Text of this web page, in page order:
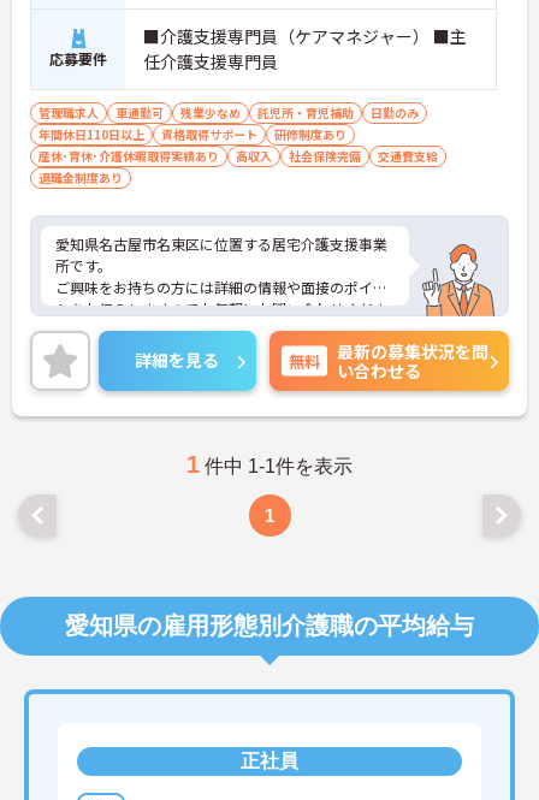
応募要件
■介護支援専門員（ケアマネジャー） ■主
任介護支援専門員
管理職求人 車通勤可 残業少なめ 託児所・育児補助
日勤のみ
年間休日110日以上
資格取得サポート
研修制度あり
産休･育休･介護休暇取得実績あり
高収入 社会保険完備
交通費支給
退職金制度あり
愛知県名古屋市名東区に位置する居宅介護支援事業
所です。
ご興味をお持ちの方には詳細の情報や面接のポイン
トをお伝えしますのでお気軽にお問い合わせくださ
いませ。
詳細を見る 無料
最新の募集状況を問
い合わせる
1 件中 1-1件を表示
1
愛知県の雇用形態別介護職の平均給与
正社員